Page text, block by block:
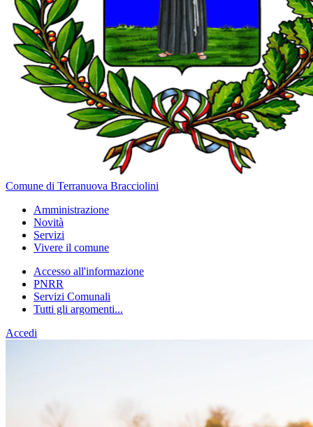
Comune di Terranuova Bracciolini
Amministrazione
Novità
Servizi
Vivere il comune
Accesso all'informazione
PNRR
Servizi Comunali
Tutti gli argomenti...
Accedi